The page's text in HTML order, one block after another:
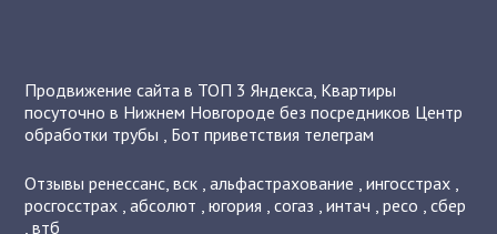
Продвижение сайта в ТОП 3 Яндекса Квартиры
посуточно в Нижнем Новгороде без посредников Центр
обработки трубы
Бот приветствия телеграм
Отзывыренессанс ,вск ,альфастрахование ,ингосстрах
росгосстрах ,абсолют ,югория ,согаз ,интач ,ресо ,сбер
,втб